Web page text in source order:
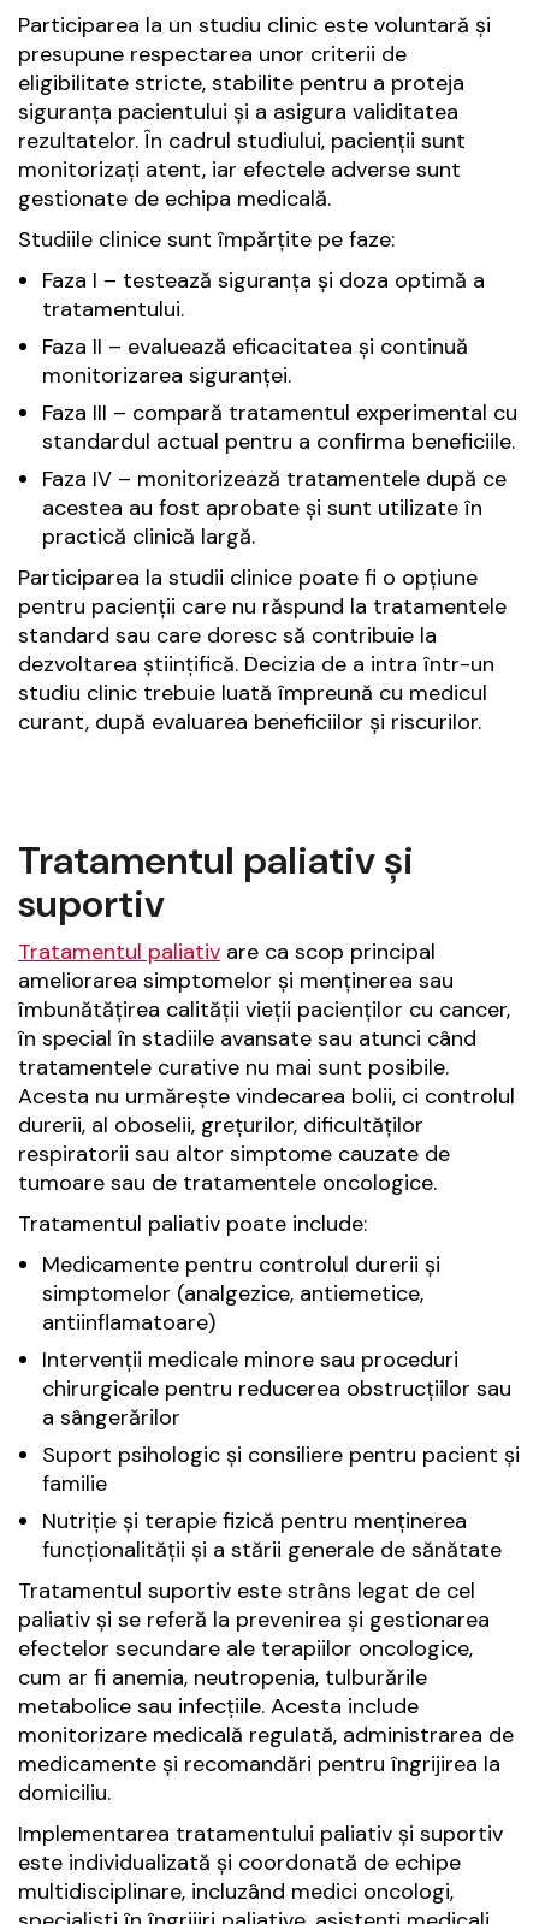
Participarea la un studiu clinic este voluntară și
presupune respectarea unor criterii de
eligibilitate stricte, stabilite pentru a proteja
siguranța pacientului și a asigura validitatea
rezultatelor. În cadrul studiului, pacienții sunt
monitorizați atent, iar efectele adverse sunt
gestionate de echipa medicală.
Studiile clinice sunt împărțite pe faze:
Faza I – testează siguranța și doza optimă a
tratamentului.
Faza II – evaluează eficacitatea și continuă
monitorizarea siguranței.
Faza III – compară tratamentul experimental cu
standardul actual pentru a confirma beneficiile.
Faza IV – monitorizează tratamentele după ce
acestea au fost aprobate și sunt utilizate în
practică clinică largă.
Participarea la studii clinice poate fi o opțiune
pentru pacienții care nu răspund la tratamentele
standard sau care doresc să contribuie la
dezvoltarea științifică. Decizia de a intra într-un
studiu clinic trebuie luată împreună cu medicul
curant, după evaluarea beneficiilor și riscurilor.
Tratamentul paliativ și
suportiv
Tratamentul paliativ are ca scop principal
ameliorarea simptomelor și menținerea sau
îmbunătățirea calității vieții pacienților cu cancer,
în special în stadiile avansate sau atunci când
tratamentele curative nu mai sunt posibile.
Acesta nu urmărește vindecarea bolii, ci controlul
durerii, al oboselii, grețurilor, dificultăților
respiratorii sau altor simptome cauzate de
tumoare sau de tratamentele oncologice.
Tratamentul paliativ poate include:
Medicamente pentru controlul durerii și
simptomelor (analgezice, antiemetice,
antiinflamatoare)
Intervenții medicale minore sau proceduri
chirurgicale pentru reducerea obstrucțiilor sau
a sângerărilor
Suport psihologic și consiliere pentru pacient și
familie
Nutriție și terapie fizică pentru menținerea
funcționalității și a stării generale de sănătate
Tratamentul suportiv este strâns legat de cel
paliativ și se referă la prevenirea și gestionarea
efectelor secundare ale terapiilor oncologice,
cum ar fi anemia, neutropenia, tulburările
metabolice sau infecțiile. Acesta include
monitorizare medicală regulată, administrarea de
medicamente și recomandări pentru îngrijirea la
domiciliu.
Implementarea tratamentului paliativ și suportiv
este individualizată și coordonată de echipe
multidisciplinare, incluzând medici oncologi,